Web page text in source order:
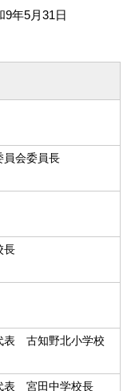
9年5月31日
員会委員長
長
表 古知野北小学校
表 宮田中学校長